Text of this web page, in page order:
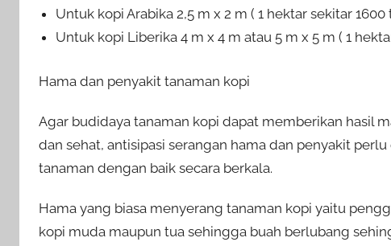
Untuk kopi Arabika 2,5 m x 2 m ( 1 hektar sekitar 1600
Untuk kopi Liberika 4 m x 4 m atau 5 m x 5 m ( 1
Hama dan penyakit tanaman kopi
Agar budidaya tanaman kopi dapat memberikan hasil
dan sehat, antisipasi serangan hama dan penyakit
tanaman dengan baik secara berkala.
Hama yang biasa menyerang tanaman kopi yaitu
kopi muda maupun tua sehingga buah berlubang